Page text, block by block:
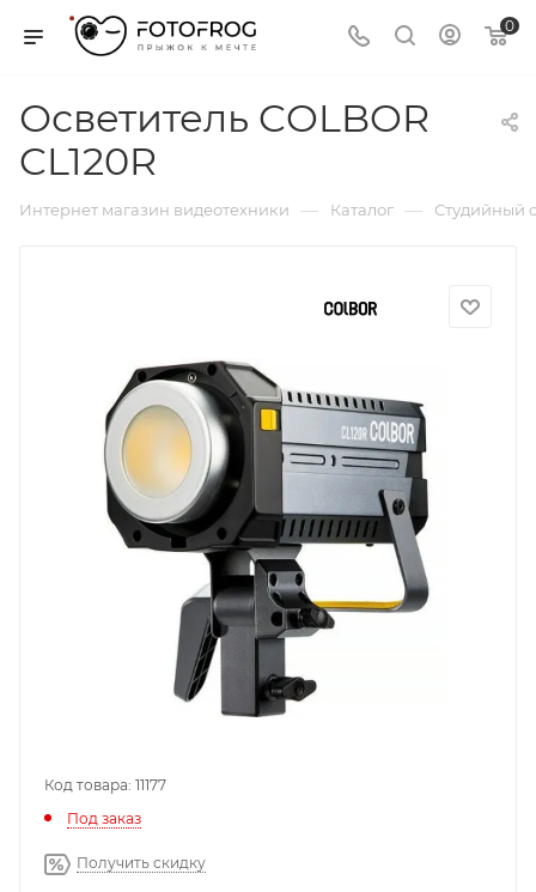
0
Осветитель COLBOR
CL120R
Интернет магазин видеотехники — Каталог — Студийный
Код товара: 11177
Под заказ
Получить скидку